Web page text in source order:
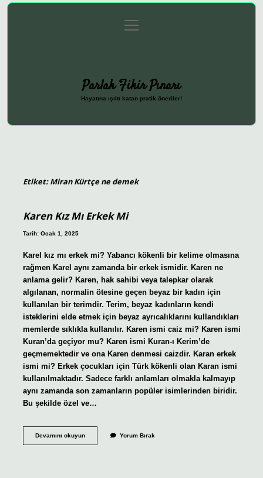
Gizlilik Politikası
menüyü
aç
Parlak Fikir Pınarı
Hayatına ışıltı katan pratik öneriler!
Etiket:Miran Kürtçe ne demek
Karen Kız Mı Erkek Mi
Tarih: Ocak 1, 2025
Karel kız mı erkek mi? Yabancı kökenli bir kelime olmasına
rağmen Karel aynı zamanda bir erkek ismidir. Karen ne
anlama gelir? Karen, hak sahibi veya talepkar olarak
algılanan, normalin ötesine geçen beyaz bir kadın için
kullanılan bir terimdir. Terim, beyaz kadınların kendi
isteklerini elde etmek için beyaz ayrıcalıklarını kullandıkları
memlerde sıklıkla kullanılır. Karen ismi caiz mi? Karen ismi
Kuran’da geçiyor mu? Karen ismi Kuran-ı Kerim’de
geçmemektedir ve ona Karen denmesi caizdir. Karan erkek
ismi mi? Erkek çocukları için Türk kökenli olan Karan ismi
kullanılmaktadır. Sadece farklı anlamları olmakla kalmayıp
aynı zamanda son zamanların popüler isimlerinden biridir.
Bu şekilde özel ve…
Devamını okuyunKaren
Yorum Bırak